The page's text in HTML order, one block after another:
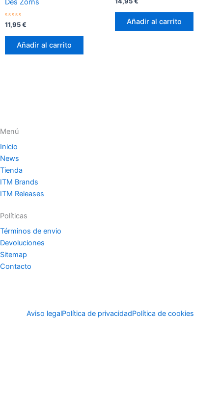
Des Zorns
Valorado
con
0
11,95€
Añadir al carrito
con
2.33
de 5Añadir al carrito
Menú
Inicio
News
Tienda
ITM Brands
ITM Releases
Políticas
Términos de envio
Devoluciones
Sitemap
Contacto
Aviso legalPolítica de privacidadPolítica de cookies